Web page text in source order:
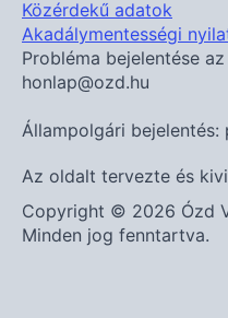
Közérdekű adatok
Akadálymentességi
Probléma bejelentése
honlap@ozd.hu
Állampolgári bejelentés:
Az oldalt tervezte és
Copyright © 2026 Ózd
Minden jog fenntartva.